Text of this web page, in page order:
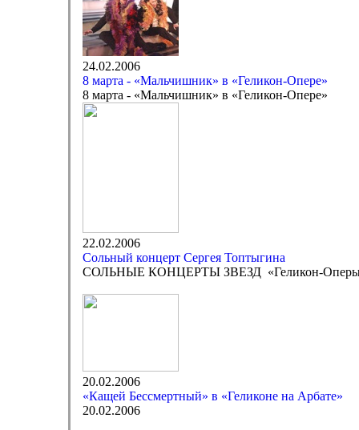
24.02.2006
8 марта - «Мальчишник» в «Геликон-Опере»
8 марта - «Мальчишник» в «Геликон-Опере»
22.02.2006
Сольный концерт Сергея Топтыгина
СОЛЬНЫЕ КОНЦЕРТЫ ЗВЕЗД «Геликон-
20.02.2006
«Кащей Бессмертный» в «Геликоне на Арбате»
20.02.2006